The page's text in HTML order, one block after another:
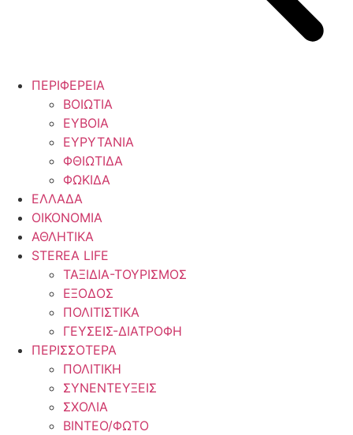
ΠΕΡΙΦΕΡΕΙΑ
ΒΟΙΩΤΙΑ
ΕΥΒΟΙΑ
ΕΥΡΥΤΑΝΙΑ
ΦΘΙΩΤΙΔΑ
ΦΩΚΙΔΑ
ΕΛΛΑΔΑ
ΟΙΚΟΝΟΜΙΑ
ΑΘΛΗΤΙΚΑ
STEREA LIFE
ΤΑΞΙΔΙΑ-ΤΟΥΡΙΣΜΟΣ
ΕΞΟΔΟΣ
ΠΟΛΙΤΙΣΤΙΚΑ
ΓΕΥΣΕΙΣ-ΔΙΑΤΡΟΦΗ
ΠΕΡΙΣΣΟΤΕΡΑ
ΠΟΛΙΤΙΚΗ
ΣΥΝΕΝΤΕΥΞΕΙΣ
ΣΧΟΛΙΑ
ΒΙΝΤΕΟ/ΦΩΤΟ